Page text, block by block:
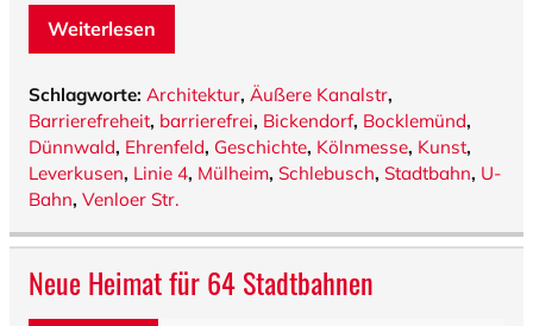
Weiterlesen
Schlagworte: Architektur, Äußere Kanalstr,
Barrierefreheit, barrierefrei, Bickendorf, Bocklemünd,
Dünnwald, Ehrenfeld, Geschichte, Kölnmesse, Kunst,
Leverkusen, Linie 4, Mülheim, Schlebusch, Stadtbahn, U-
Bahn, Venloer Str.
Neue Heimat für 64 Stadtbahnen